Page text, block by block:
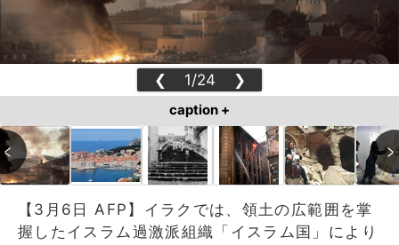
❮ 1/24 ❯
caption +
【3月6日 AFP】イラクでは、領土の広範囲を掌
握したイスラム過激派組織「イスラム国」により